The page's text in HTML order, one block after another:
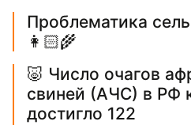
Проблематика
👩🏻‍🌾
🐷 Число очагов
свиней (АЧС) в РФ
достигло 122